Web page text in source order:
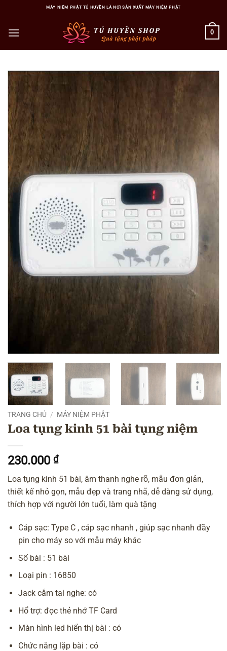
nội
MÁY NIỆM PHẬT TÚ HUYỀN LÀ NƠI SẢN XUẤT MÁY NIỆM PHẬT
0
TRANG CHỦ / MÁY NIỆM PHẬT
Loa tụng kinh 51 bài tụng niệm
230.000 ₫
Loa tụng kinh 51 bài, âm thanh nghe rõ, mẫu đơn giản,
thiết kế nhỏ gọn, mẫu đẹp và trang nhã, dễ dàng sử dụng,
thích hợp với người lớn tuổi, làm quà tặng
Cáp sạc: Type C , cáp sạc nhanh , giúp sạc nhanh đầy
pin cho máy so với mẫu máy khác
Số bài : 51 bài
Loại pin : 16850
Jack cắm tai nghe: có
Hổ trợ: đọc thẻ nhớ TF Card
Màn hình led hiển thị bài : có
Chức năng lặp bài : có